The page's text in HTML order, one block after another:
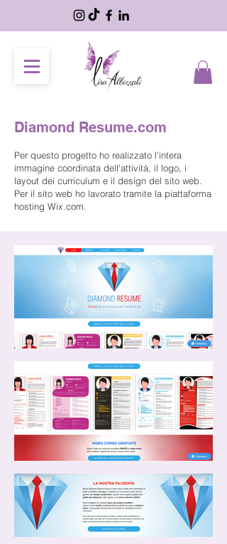
Diamond Resume.com
Per questo progetto ho realizzato l'intera
immagine coordinata dell'attività, il logo, i
layout dei curriculum e il design del sito web.
Per il sito web ho lavorato tramite la piattaforma
hosting Wix.com.